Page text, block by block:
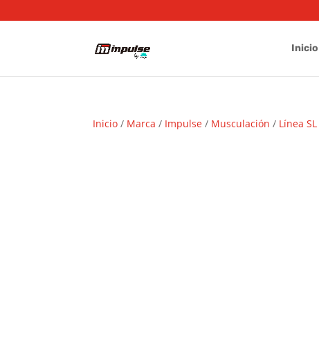
Inicio
Inicio / Marca / Impulse / Musculación / Línea SL